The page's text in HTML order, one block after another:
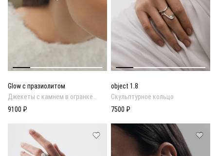
Glow с празиолитом
Джекеты с камнем в огранке
кушон
9100 ₽
object 1.8
Скульптурное кольцо
7500 ₽